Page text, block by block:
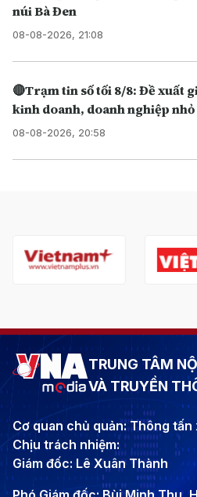
núi Bà Đen
08-08-2026, 21:08
🔴Trạm tin số tối 8/8: Đề xuất
kinh doanh, doanh nghiệp nhỏ
08-08-2026, 20:58
TRUNG TÂM
VÀ TRUYỀN
Cơ quan chủ quản: Thông tấn
Chịu trách nhiệm:
Giám đốc: Lê Xuân Thành